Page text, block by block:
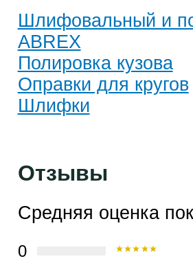
Шлифовальный и
ABREX
Полировка кузова
Оправки для кругов
Шлифки
Отзывы
Средняя оценка
0